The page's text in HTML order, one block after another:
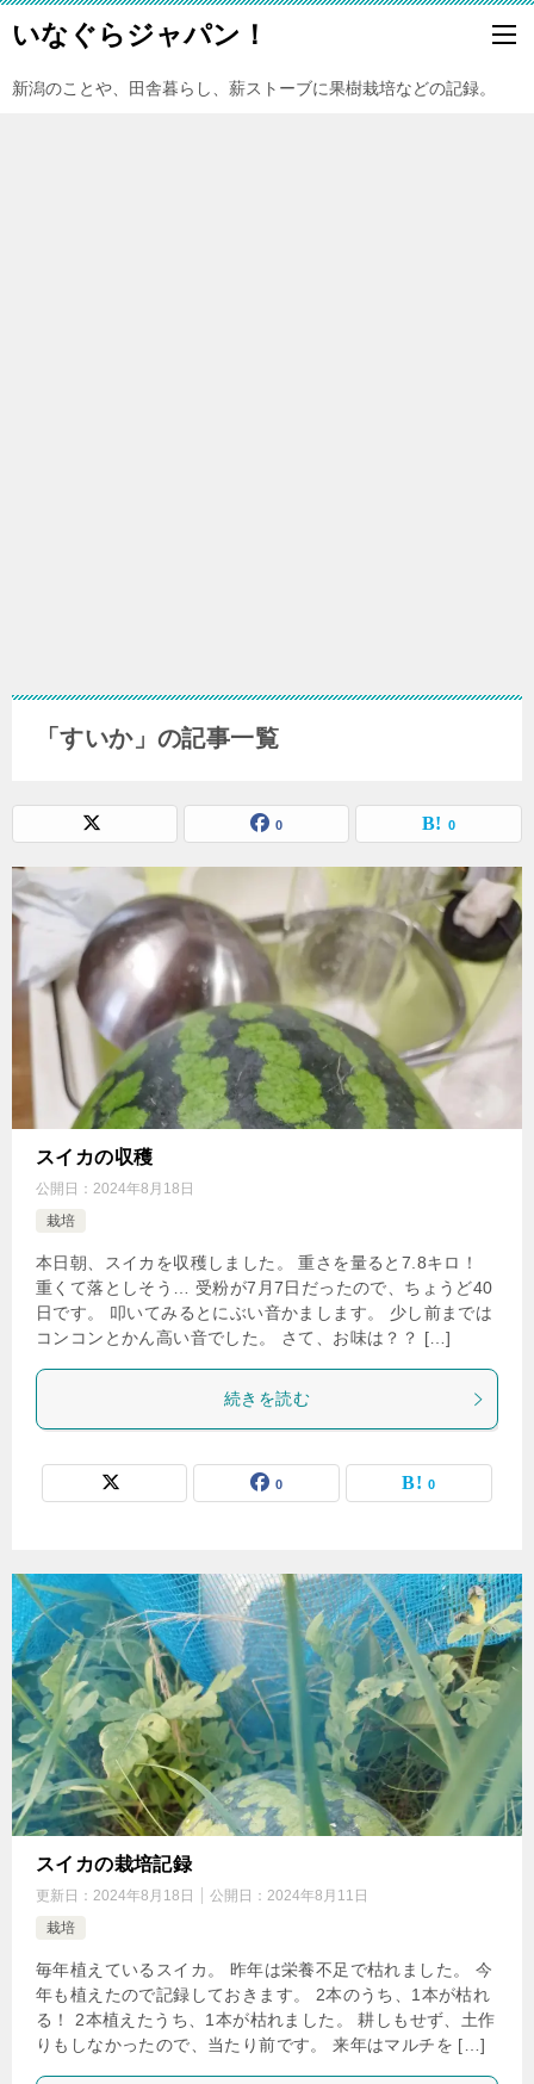
いなぐらジャパン！
新潟のことや、田舎暮らし、薪ストーブに果樹栽培などの記録。
「すいか」の記事一覧
0 0
スイカの収穫
公開日： 2024年8月18日
栽培
本日朝、スイカを収穫しました。 重さを量ると7.8キロ！
重くて落としそう… 受粉が7月7日だったので、ちょうど40
日です。 叩いてみるとにぶい音かまします。 少し前までは
コンコンとかん高い音でした。 さて、お味は？？ […]
続きを読む
0 0
スイカの栽培記録
更新日： 2024年8月18日 公開日： 2024年8月11日
栽培
毎年植えているスイカ。 昨年は栄養不足で枯れました。 今
年も植えたので記録しておきます。 2本のうち、1本が枯れ
る！ 2本植えたうち、1本が枯れました。 耕しもせず、土作
りもしなかったので、当たり前です。 来年はマルチを […]